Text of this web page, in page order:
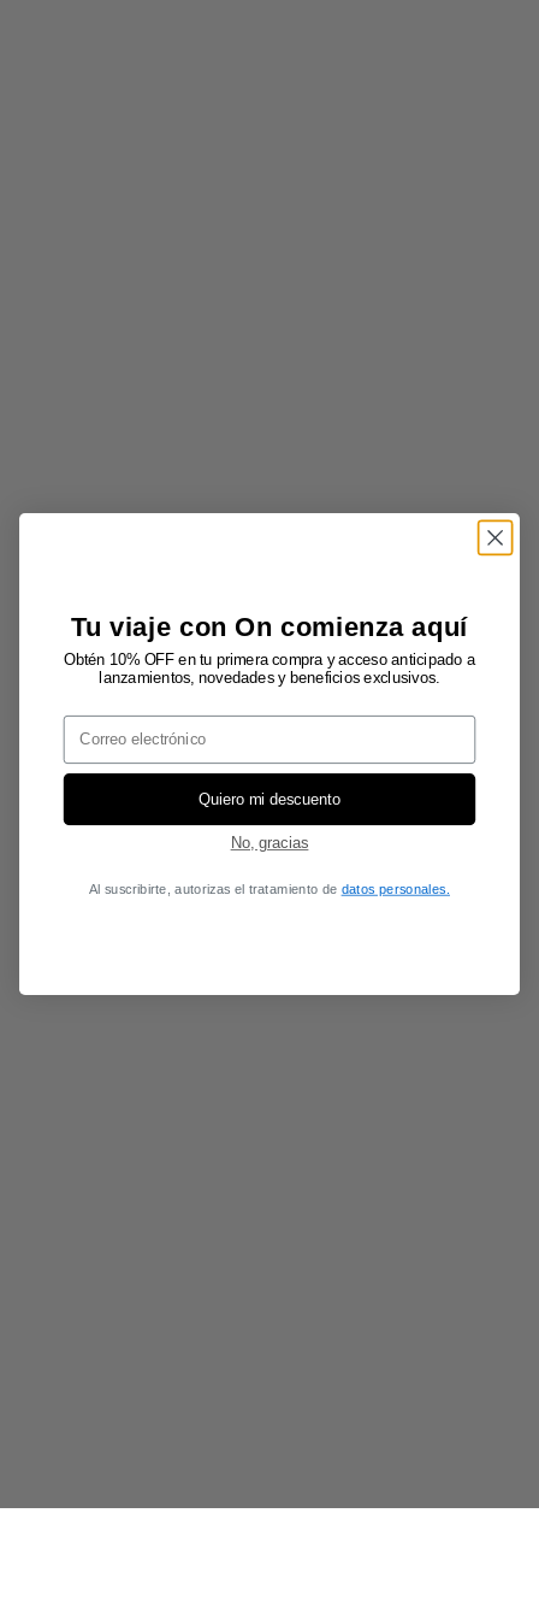
Tu viaje con On comienza aquí
Obtén 10% OFF en tu primera compra y acceso anticipado a
lanzamientos, novedades y beneficios exclusivos.
Email
Quiero mi descuento
No, gracias
Al suscribirte, autorizas el tratamiento de datos personales.